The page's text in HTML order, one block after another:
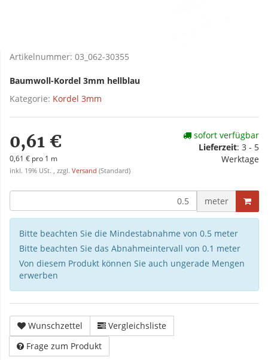
Artikelnummer: 03_062-30355
Baumwoll-Kordel 3mm hellblau
Kategorie: Kordel 3mm
0,61 €
0,61 € pro 1 m
inkl. 19% USt. , zzgl. Versand (Standard)
sofort verfügbar
Lieferzeit: 3 - 5
Werktage
meter
Bitte beachten Sie die Mindestabnahme von 0.5 meter
Bitte beachten Sie das Abnahmeintervall von 0.1 meter
Von diesem Produkt können Sie auch ungerade Mengen
erwerben
Wunschzettel
Vergleichsliste
Frage zum Produkt